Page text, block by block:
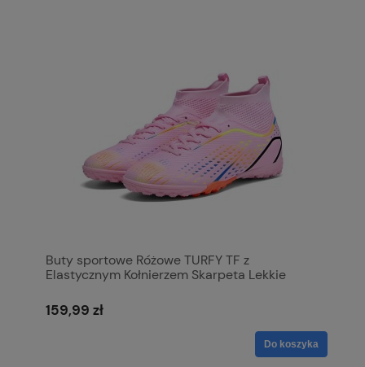
Buty sportowe Różowe TURFY TF z
Elastycznym Kołnierzem Skarpeta Lekkie
159,99 zł
Do koszyka